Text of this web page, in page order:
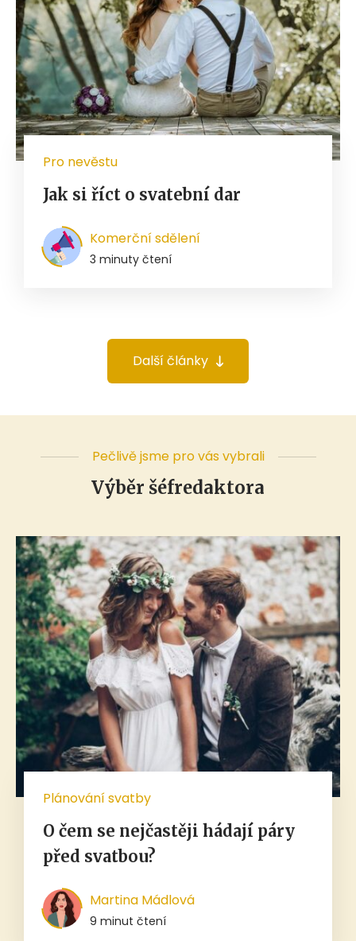
Pro nevěstu
Jak si říct o svatební dar
Komerční sdělení
3 minuty čtení
Další články
Pečlivě jsme pro vás vybrali
Výběr šéfredaktora
Plánování svatby
O čem se nejčastěji hádají páry
před svatbou?
Martina Mádlová
9 minut čtení